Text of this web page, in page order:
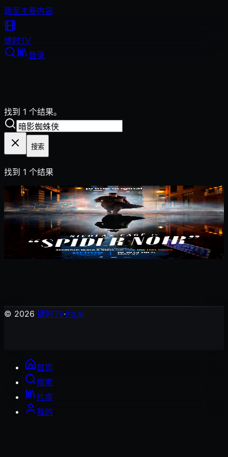
跳至主要内容
捷时TV
登录
找到 1 个结果。
搜索
找到 1 个结果
2
暗影蜘蛛侠
欧美剧
© 2026 捷时TV·ifq.ai
首页
搜索
片库
我的